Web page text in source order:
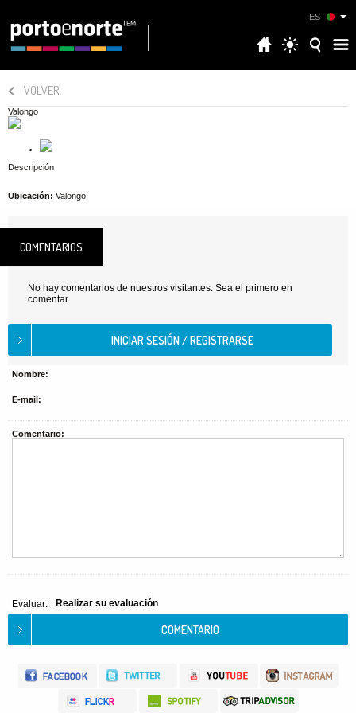
ES
VOLVER
Valongo
Descripción
Ubicación: Valongo
COMENTARIOS
No hay comentarios de nuestros visitantes. Sea el primero en
comentar.
Nombre:
E-mail:
Comentario:
Evaluar: Realizar su evaluación